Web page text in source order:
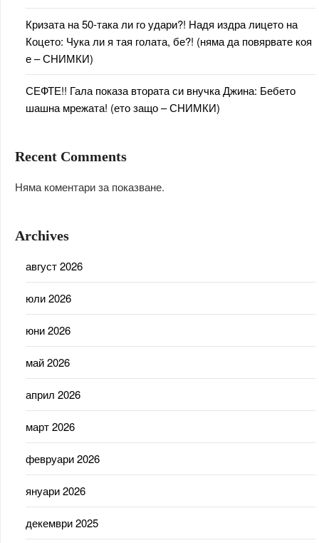
Кризата на 50-така ли го удари?! Надя издра лицето на
Коцето: Чука ли я тая голата, бе?! (няма да повярвате коя
е – СНИМКИ)
СЕФТЕ!! Гала показа втората си внучка Джина: Бебето
шашна мрежата! (ето защо – СНИМКИ)
Recent Comments
Няма коментари за показване.
Archives
август 2026
юли 2026
юни 2026
май 2026
април 2026
март 2026
февруари 2026
януари 2026
декември 2025